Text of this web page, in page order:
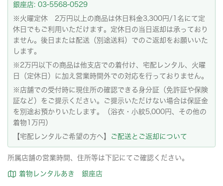
銀座店: 03-5568-0529
※火曜定休 2万円以上の商品は休日料金3,300円/1名にて定
休日でもご利用いただけます。定休日の当日返却は承っており
ません。後日または配送（別途送料）でのご返却をお願いいた
します。
※2万円以下の商品は他支店での着付け、宅配レンタル、火曜
日（定休日）に加え営業時間外での対応を行っておりません。
※店舗での受付時に現住所の確認できる身分証（免許証や保険
証など）をご提示ください。ご提示いただけない場合は保証金
を別途お預かりいたします。（浴衣・小紋5,000円、その他の
着物1万円）
【宅配レンタルご希望の方へ】
ご配送とご返却について
所属店舗の営業時間、住所等は下記にてご確認ください。
着物レンタルあき 銀座店